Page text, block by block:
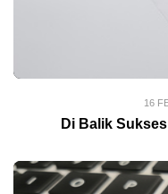
16
Di Balik